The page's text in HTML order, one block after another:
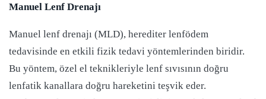
Manuel Lenf Drenajı
Manuel lenf drenajı (MLD), herediter lenfödem
tedavisinde en etkili fizik tedavi yöntemlerinden biridir.
Bu yöntem, özel el teknikleriyle lenf sıvısının doğru
lenfatik kanallara doğru hareketini teşvik eder.